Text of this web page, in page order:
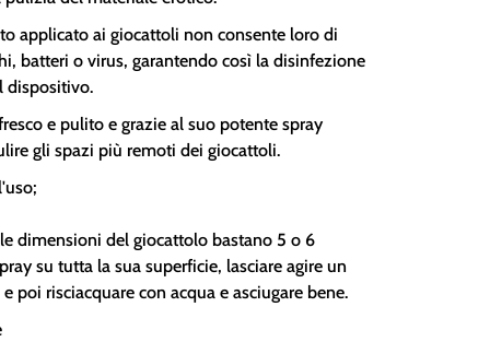
applicato ai giocattoli non consente loro di
batteri o virus, garantendo così la disinfezione
dispositivo.
e pulito e grazie al suo potente spray
gli spazi più remoti dei giocattoli.
dimensioni del giocattolo bastano 5 o 6
su tutta la sua superficie, lasciare agire un
poi risciacquare con acqua e asciugare bene.